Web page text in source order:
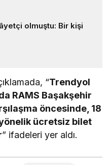
olmuştu: Bir kişi
“Trendyol
RAMS Başakşehir
öncesinde, 18
ücretsiz bilet
” ifadeleri yer aldı.